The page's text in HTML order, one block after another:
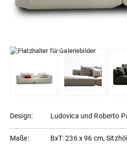
Design: Ludovica und Roberto
Maße: BxT: 236 x 96 cm,